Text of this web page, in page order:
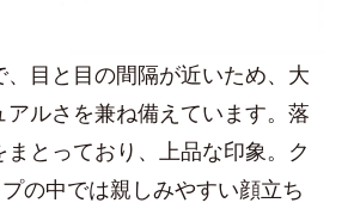
目と目の間隔が近いため、大
アルさを兼ね備えています。落
とっており、上品な印象。ク
の中では親しみやすい顔立ち